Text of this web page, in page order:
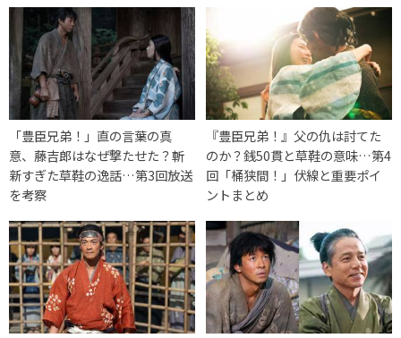
「豊臣兄弟！」直の言葉の真
意、藤吉郎はなぜ撃たせた？斬
新すぎた草鞋の逸話…第3回放送
を考察
『豊臣兄弟！』父の仇は討てた
のか？銭50貫と草鞋の意味…第4
回「桶狭間！」伏線と重要ポイ
ントまとめ